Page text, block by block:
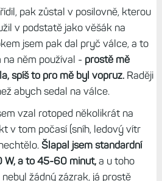
pak zůstal v posilovně, kterou
v podstatě jako věšák na
jsem pak dal pryč válce, a to
něm používal - prostě mě
spíš to pro mě byl vopruz.Raději
abych sedal na válce.
vzal rotoped několikrát na
v tom počasí (sníh, ledový vítr
Šlapal jsem standardní
W, a to 45-60 minut,a u toho
žádný zázrak, já prostě